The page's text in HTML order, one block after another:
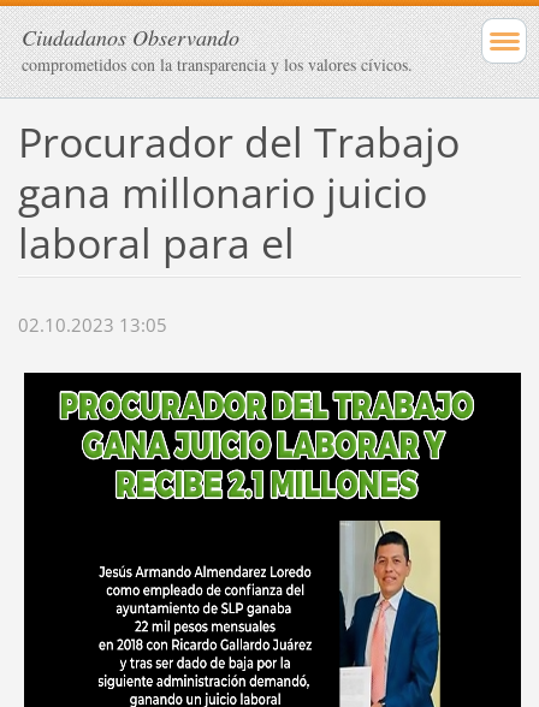
Ciudadanos Observando
comprometidos con la transparencia y los valores cívicos.
Procurador del Trabajo
gana millonario juicio
laboral para el
02.10.2023 13:05